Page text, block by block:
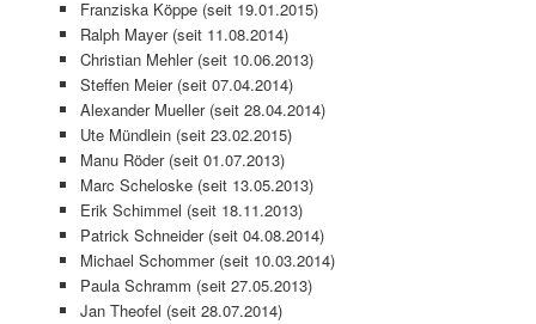
Franziska Köppe (seit 19.01.2015)
Ralph Mayer (seit 11.08.2014)
Christian Mehler (seit 10.06.2013)
Steffen Meier (seit 07.04.2014)
Alexander Mueller (seit 28.04.2014)
Ute Mündlein (seit 23.02.2015)
Manu Röder (seit 01.07.2013)
Marc Scheloske (seit 13.05.2013)
Erik Schimmel (seit 18.11.2013)
Patrick Schneider (seit 04.08.2014)
Michael Schommer (seit 10.03.2014)
Paula Schramm (seit 27.05.2013)
Jan Theofel (seit 28.07.2014)